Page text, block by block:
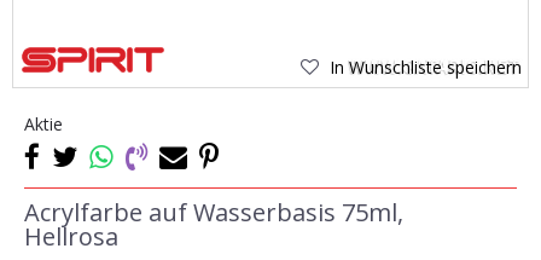
In Wunschliste speichern
Aktie
Acrylfarbe auf Wasserbasis 75ml,
Hellrosa